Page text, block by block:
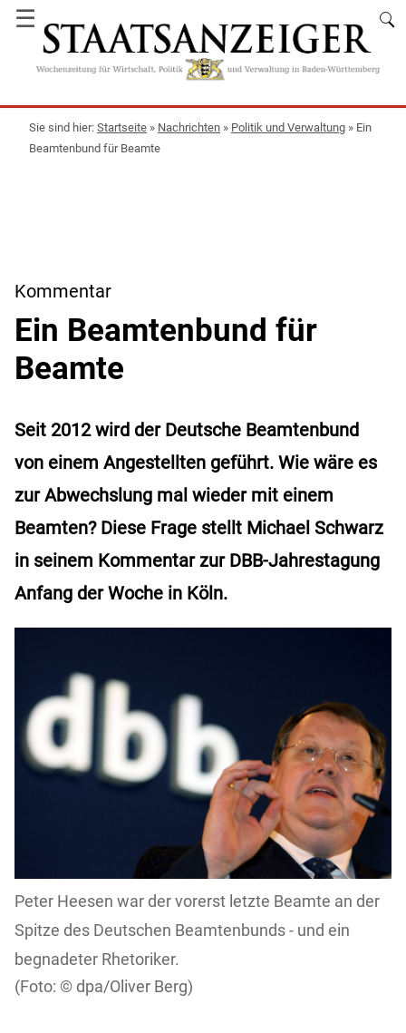
☰
Startseite » Nachrichten » Politik und Verwaltung » Ein
Beamtenbund für Beamte
Kommentar
Ein Beamtenbund für
Beamte
Seit 2012 wird der Deutsche Beamtenbund
von einem Angestellten geführt. Wie wäre es
zur Abwechslung mal wieder mit einem
Beamten? Diese Frage stellt Michael Schwarz
in seinem Kommentar zur DBB-Jahrestagung
Anfang der Woche in Köln.
Peter Heesen war der vorerst letzte Beamte an der
Spitze des Deutschen Beamtenbunds - und ein
begnadeter Rhetoriker.
dpa/Oliver Berg)